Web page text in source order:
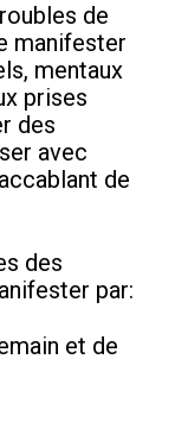
de
manifester
mentaux
prises
des
avec
de
des
par:
et de